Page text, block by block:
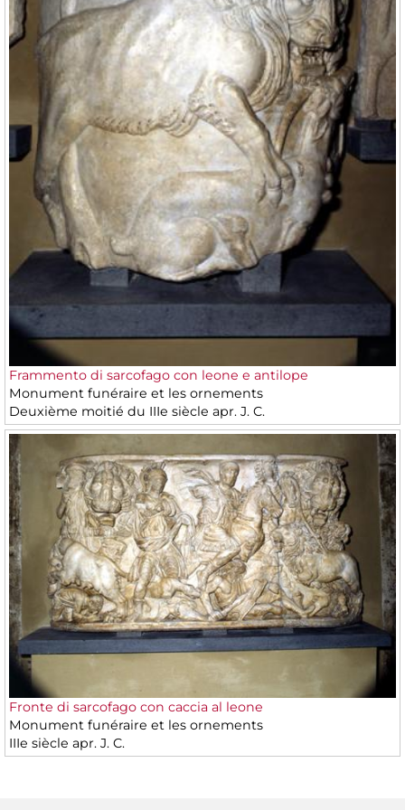
Frammento di sarcofago con leone e antilope
Monument funéraire et les ornements
Deuxième moitié du IIIe siècle apr. J. C.
Fronte di sarcofago con caccia al leone
Monument funéraire et les ornements
IIIe siècle apr. J. C.